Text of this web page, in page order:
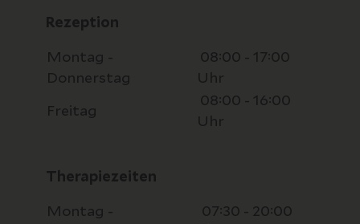
Rezeption
Montag -
Donnerstag
08:00 - 17:00
Uhr
Freitag
08:00 - 16:00
Uhr
Therapiezeiten
Montag -
07:30 - 20:00